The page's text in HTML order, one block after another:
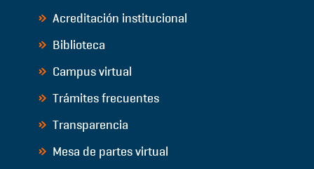
Acreditación institucional
Biblioteca
Campus virtual
Trámites frecuentes
Transparencia
Mesa de partes virtual